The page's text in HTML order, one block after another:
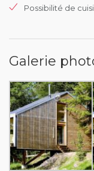
Possibilité de
Galerie